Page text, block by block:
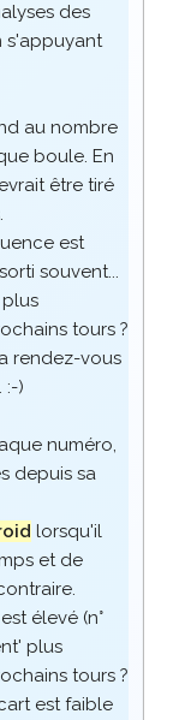
des
s'appuyant
au nombre
boule. En
être tiré
est
souvent...
tours ?
rendez-vous
:-)
numéro,
depuis sa
lorsqu'il
et de
élevé (n°
plus
tours ?
est faible